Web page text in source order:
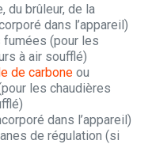
du brûleur, de la
dans l’appareil)
fumées (pour les
à air soufflé)
de carbone ou
les chaudières
dans l’appareil)
de régulation (si